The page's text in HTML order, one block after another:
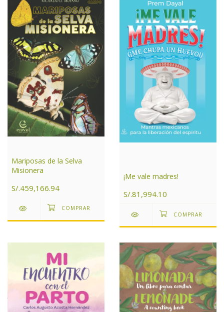
Mariposas de la Selva
Misionera
S/.459,166.94
¡Me vale madres!
S/.81,994.10